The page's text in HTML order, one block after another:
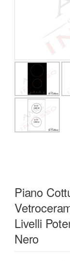
Piano
Livelli
Nero